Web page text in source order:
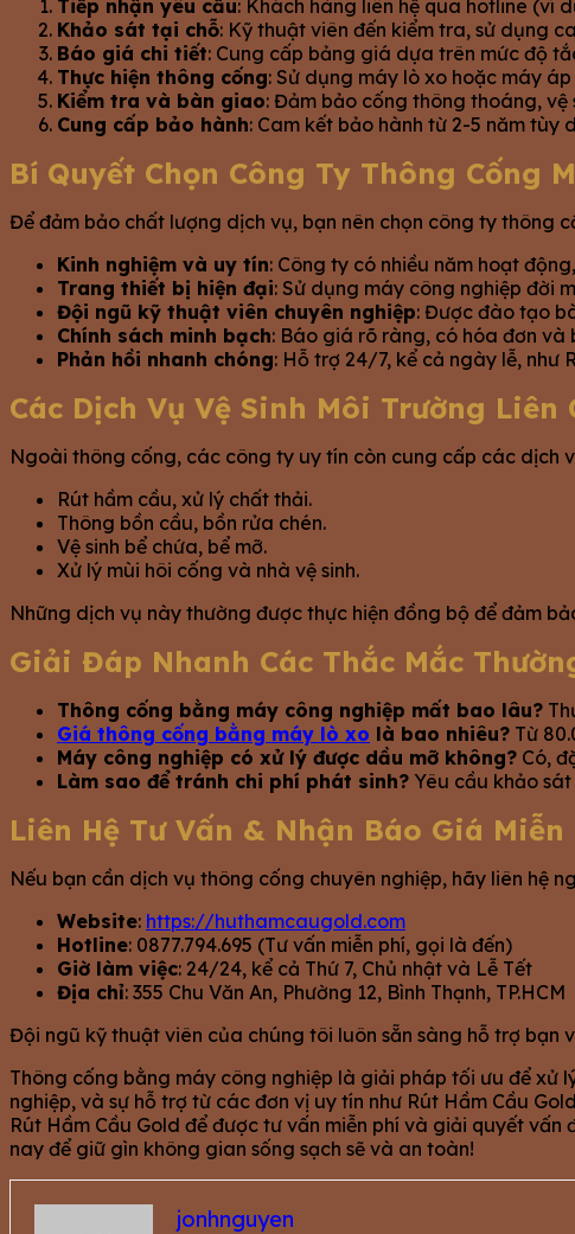
Tiếp nhận yêu cầu: Khách hàng liên hệ qua hotline (ví
Khảo sát tại chỗ: Kỹ thuật viên đến kiểm tra, sử dụng
Báo giá chi tiết: Cung cấp bảng giá dựa trên mức độ
Thực hiện thông cống: Sử dụng máy lò xo hoặc máy
Kiểm tra và bàn giao: Đảm bảo cống thông thoáng, vệ
Cung cấp bảo hành: Cam kết bảo hành từ 2-5 năm tùy
Bí Quyết Chọn Công Ty Thông Cống
Để đảm bảo chất lượng dịch vụ, bạn nên chọn công ty thông
Kinh nghiệm và uy tín: Công ty có nhiều năm hoạt
Trang thiết bị hiện đại: Sử dụng máy công nghiệp đời
Đội ngũ kỹ thuật viên chuyên nghiệp: Được đào tạo
Chính sách minh bạch: Báo giá rõ ràng, có hóa đơn và
Phản hồi nhanh chóng: Hỗ trợ 24/7, kể cả ngày lễ, như
Các Dịch Vụ Vệ Sinh Môi Trường Liên
Ngoài thông cống, các công ty uy tín còn cung cấp các dịch
Rút hầm cầu, xử lý chất thải.
Thông bồn cầu, bồn rửa chén.
Vệ sinh bể chứa, bể mỡ.
Xử lý mùi hôi cống và nhà vệ sinh.
Những dịch vụ này thường được thực hiện đồng bộ để đảm
Giải Đáp Nhanh Các Thắc Mắc
Thông cống bằng máy công nghiệp mất bao lâu?
Giá thông cống bằng máy lò xo là bao nhiêu? Từ
Máy công nghiệp có xử lý được dầu mỡ không? Có,
Làm sao để tránh chi phí phát sinh? Yêu cầu khảo
Liên Hệ Tư Vấn & Nhận Báo Giá Miễn
Nếu bạn cần dịch vụ thông cống chuyên nghiệp, hãy liên hệ
Website: https://huthamcaugold.com
Hotline: 0877.794.695 (Tư vấn miễn phí, gọi là đến)
Giờ làm việc: 24/24, kể cả Thứ 7, Chủ nhật và Lễ Tết
Địa chỉ: 355 Chu Văn An, Phường 12, Bình Thạnh, TP.HCM
Đội ngũ kỹ thuật viên của chúng tôi luôn sẵn sàng hỗ trợ bạn
Thông cống bằng máy công nghiệp là giải pháp tối ưu để xử
nghiệp, và sự hỗ trợ từ các đơn vị uy tín như Rút Hầm Cầu
Rút Hầm Cầu Gold để được tư vấn miễn phí và giải quyết
nay để giữ gìn không gian sống sạch sẽ và an toàn!
jonhnguyen